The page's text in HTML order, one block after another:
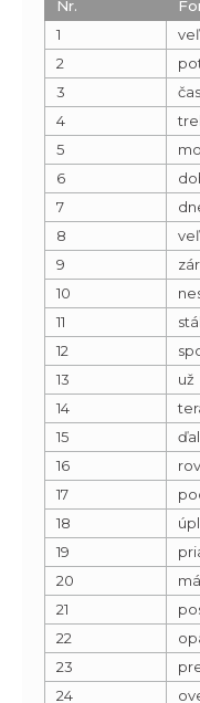
Nr.
1
2
3
4
5
6
7
8
9
10
11
12
13
už
14
15
16
17
18
19
20
21
22
23
24